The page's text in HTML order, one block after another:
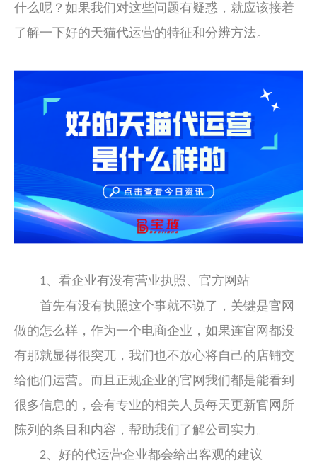
什么呢？如果我们对这些问题有疑惑，就应该接着
了解一下好的天猫代运营的特征和分辨方法。
1、看企业有没有营业执照、官方网站
首先有没有执照这个事就不说了，关键是官网
做的怎么样，作为一个电商企业，如果连官网都没
有那就显得很突兀，我们也不放心将自己的店铺交
给他们运营。而且正规企业的官网我们都是能看到
很多信息的，会有专业的相关人员每天更新官网所
陈列的条目和内容，帮助我们了解公司实力。
2、好的代运营企业都会给出客观的建议